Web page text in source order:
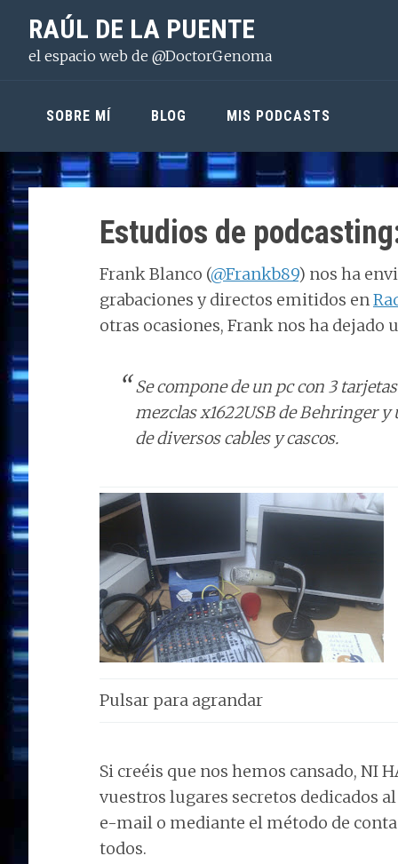
principal
contenido
lateral
RAÚL DE LA PUENTE
el espacio web de @DoctorGenoma
SOBRE MÍ BLOG MIS PODCASTS
Estudios de
Frank Blanco (@Frankb89) nos ha
grabaciones y directos emitidos en
otras ocasiones, Frank nos ha dejado
Se compone de un pc con 3
mezclas x1622USB de Behringer
de diversos cables y cascos.
Pulsar para agrandar
Si creéis que nos hemos cansado, NI
vuestros lugares secretos dedicados
e-mail o mediante el método de
todos.